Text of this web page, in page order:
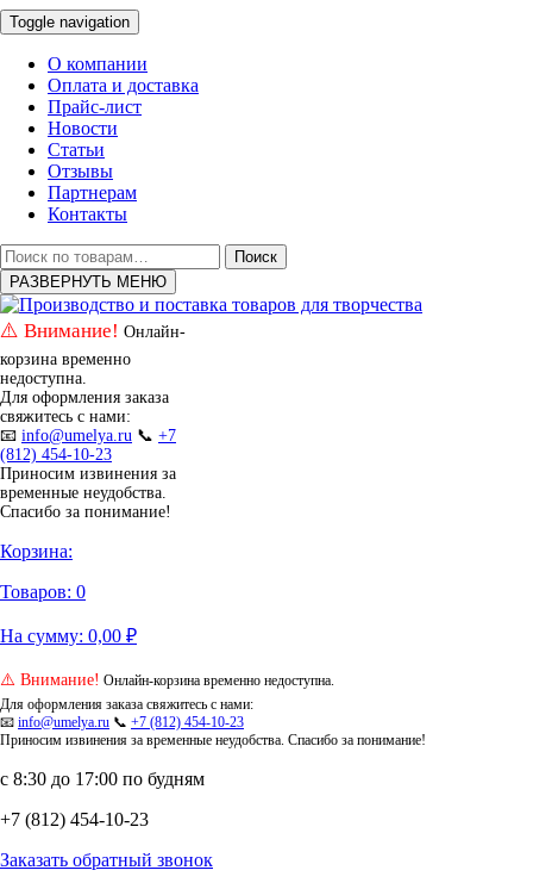
Toggle navigation
О компании
Оплата и доставка
Прайс-лист
Новости
Статьи
Отзывы
Партнерам
Контакты
Искать:
Поиск
РАЗВЕРНУТЬ МЕНЮ
⚠️ Внимание! Онлайн-
корзина временно
недоступна.
Для оформления заказа
свяжитесь с нами:
📧 info@umelya.ru 📞 +7
(812) 454-10-23
Приносим извинения за
временные неудобства.
Спасибо за понимание!
Корзина:
Товаров: 0
На сумму: 0,00 ₽
⚠️ Внимание! Онлайн-корзина временно недоступна.
Для оформления заказа свяжитесь с нами:
📧 info@umelya.ru 📞 +7 (812) 454-10-23
Приносим извинения за временные неудобства. Спасибо за понимание!
с 8:30 до 17:00 по будням
+7 (812) 454-10-23
Заказать обратный звонок